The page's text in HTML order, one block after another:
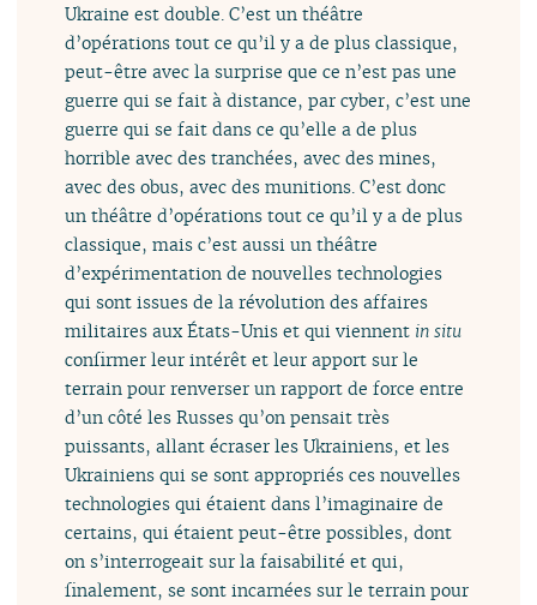
Ukraine est double. C’est un théâtre
d’opérations tout ce qu’il y a de plus classique,
peut-être avec la surprise que ce n’est pas une
guerre qui se fait à distance, par cyber, c’est une
guerre qui se fait dans ce qu’elle a de plus
horrible avec des tranchées, avec des mines,
avec des obus, avec des munitions. C’est donc
un théâtre d’opérations tout ce qu’il y a de plus
classique, mais c’est aussi un théâtre
d’expérimentation de nouvelles technologies
qui sont issues de la révolution des affaires
militaires aux États-Unis et qui viennent in situ
confirmer leur intérêt et leur apport sur le
terrain pour renverser un rapport de force entre
d’un côté les Russes qu’on pensait très
puissants, allant écraser les Ukrainiens, et les
Ukrainiens qui se sont appropriés ces nouvelles
technologies qui étaient dans l’imaginaire de
certains, qui étaient peut-être possibles, dont
on s’interrogeait sur la faisabilité et qui,
finalement, se sont incarnées sur le terrain pour